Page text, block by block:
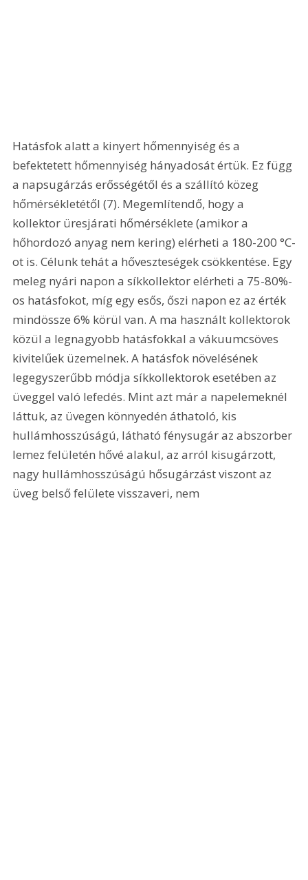
Hatásfok alatt a kinyert hőmennyiség és a
befektetett hőmennyiség hányadosát értük. Ez függ
a napsugárzás erősségétől és a szállító közeg
hőmérsékletétől (7). Megemlítendő, hogy a
kollektor üresjárati hőmérséklete (amikor a
hőhordozó anyag nem kering) elérheti a 180-200 °C-
ot is. Célunk tehát a hőveszteségek csökkentése. Egy
meleg nyári napon a síkkollektor elérheti a 75-80%-
os hatásfokot, míg egy esős, őszi napon ez az érték
mindössze 6% körül van. A ma használt kollektorok
közül a legnagyobb hatásfokkal a vákuumcsöves
kivitelűek üzemelnek. A hatásfok növelésének
legegyszerűbb módja síkkollektorok esetében az
üveggel való lefedés. Mint azt már a napelemeknél
láttuk, az üvegen könnyedén áthatoló, kis
hullámhosszúságú, látható fénysugár az abszorber
lemez felületén hővé alakul, az arról kisugárzott,
nagy hullámhosszúságú hősugárzást viszont az
üveg belső felülete visszaveri, nem